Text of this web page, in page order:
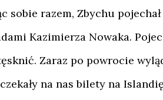
sobie razem, Zbychu
Kazimierza Nowaka.
Zaraz po powrocie
na nas bilety na